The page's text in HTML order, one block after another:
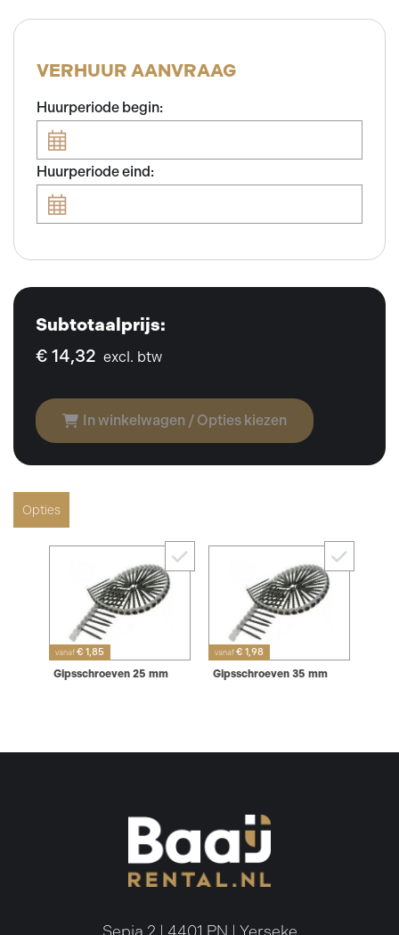
VERHUUR AANVRAAG
Huurperiode begin:
Huurperiode eind:
Subtotaalprijs:
€ 14,32 excl. btw
In winkelwagen / Opties kiezen
Opties
vanaf € 1,85
Gipsschroeven 25 mm
vanaf € 1,98
Gipsschroeven 35 mm